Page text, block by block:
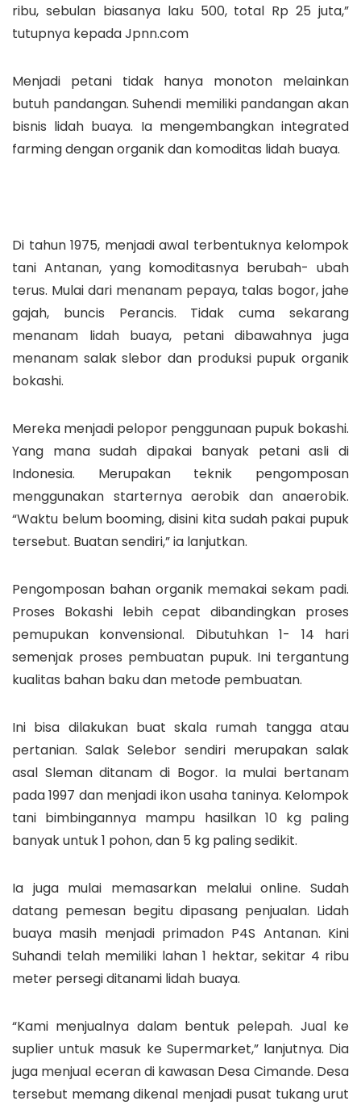
ribu, sebulan biasanya laku 500, total Rp 25 juta,”
tutupnya kepada Jpnn.com
Menjadi petani tidak hanya monoton melainkan
butuh pandangan. Suhendi memiliki pandangan akan
bisnis lidah buaya. Ia mengembangkan integrated
farming dengan organik dan komoditas lidah buaya.
Di tahun 1975, menjadi awal terbentuknya kelompok
tani Antanan, yang komoditasnya berubah- ubah
terus. Mulai dari menanam pepaya, talas bogor, jahe
gajah, buncis Perancis. Tidak cuma sekarang
menanam lidah buaya, petani dibawahnya juga
menanam salak slebor dan produksi pupuk organik
bokashi.
Mereka menjadi pelopor penggunaan pupuk bokashi.
Yang mana sudah dipakai banyak petani asli di
Indonesia. Merupakan teknik pengomposan
menggunakan starternya aerobik dan anaerobik.
“Waktu belum booming, disini kita sudah pakai pupuk
tersebut. Buatan sendiri,” ia lanjutkan.
Pengomposan bahan organik memakai sekam padi.
Proses Bokashi lebih cepat dibandingkan proses
pemupukan konvensional. Dibutuhkan 1- 14 hari
semenjak proses pembuatan pupuk. Ini tergantung
kualitas bahan baku dan metode pembuatan.
Ini bisa dilakukan buat skala rumah tangga atau
pertanian. Salak Selebor sendiri merupakan salak
asal Sleman ditanam di Bogor. Ia mulai bertanam
pada 1997 dan menjadi ikon usaha taninya. Kelompok
tani bimbingannya mampu hasilkan 10 kg paling
banyak untuk 1 pohon, dan 5 kg paling sedikit.
Ia juga mulai memasarkan melalui online. Sudah
datang pemesan begitu dipasang penjualan. Lidah
buaya masih menjadi primadon P4S Antanan. Kini
Suhandi telah memiliki lahan 1 hektar, sekitar 4 ribu
meter persegi ditanami lidah buaya.
“Kami menjualnya dalam bentuk pelepah. Jual ke
suplier untuk masuk ke Supermarket,” lanjutnya. Dia
juga menjual eceran di kawasan Desa Cimande. Desa
tersebut memang dikenal menjadi pusat tukang urut